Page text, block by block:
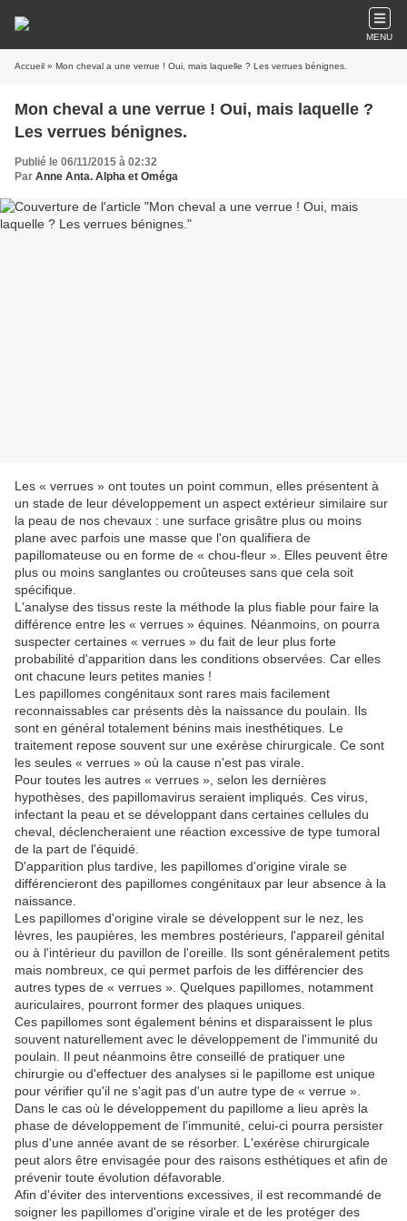
MENU
Accueil » Mon cheval a une verrue ! Oui, mais laquelle ? Les verrues bénignes.
Mon cheval a une verrue ! Oui, mais laquelle ?
Les verrues bénignes.
Publié le 06/11/2015 à 02:32
Par Anne Anta. Alpha et Oméga
Les « verrues » ont toutes un point commun, elles présentent à
un stade de leur développement un aspect extérieur similaire sur
la peau de nos chevaux : une surface grisâtre plus ou moins
plane avec parfois une masse que l'on qualifiera de
papillomateuse ou en forme de « chou-fleur ». Elles peuvent être
plus ou moins sanglantes ou croûteuses sans que cela soit
spécifique.
L'analyse des tissus reste la méthode la plus fiable pour faire la
différence entre les « verrues » équines. Néanmoins, on pourra
suspecter certaines « verrues » du fait de leur plus forte
probabilité d'apparition dans les conditions observées. Car elles
ont chacune leurs petites manies !
Les papillomes congénitaux sont rares mais facilement
reconnaissables car présents dès la naissance du poulain. Ils
sont en général totalement bénins mais inesthétiques. Le
traitement repose souvent sur une exérèse chirurgicale. Ce sont
les seules « verrues » où la cause n'est pas virale.
Pour toutes les autres « verrues », selon les dernières
hypothèses, des papillomavirus seraient impliqués. Ces virus,
infectant la peau et se développant dans certaines cellules du
cheval, déclencheraient une réaction excessive de type tumoral
de la part de l'équidé.
D'apparition plus tardive, les papillomes d'origine virale se
différencieront des papillomes congénitaux par leur absence à la
naissance.
Les papillomes d'origine virale se développent sur le nez, les
lèvres, les paupières, les membres postérieurs, l'appareil génital
ou à l'intérieur du pavillon de l'oreille. Ils sont généralement petits
mais nombreux, ce qui permet parfois de les différencier des
autres types de « verrues ». Quelques papillomes, notamment
auriculaires, pourront former des plaques uniques.
Ces papillomes sont également bénins et disparaissent le plus
souvent naturellement avec le développement de l'immunité du
poulain. Il peut néanmoins être conseillé de pratiquer une
chirurgie ou d'effectuer des analyses si le papillome est unique
pour vérifier qu'il ne s'agit pas d'un autre type de « verrue ».
Dans le cas où le développement du papillome a lieu après la
phase de développement de l'immunité, celui-ci pourra persister
plus d'une année avant de se résorber. L'exérèse chirurgicale
peut alors être envisagée pour des raisons esthétiques et afin de
prévenir toute évolution défavorable.
Afin d'éviter des interventions excessives, il est recommandé de
soigner les papillomes d'origine virale et de les protéger des